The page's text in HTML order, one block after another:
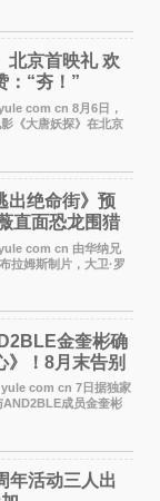
北京首映礼 欢
：“夯！”
com cn 8月6日，
《大唐妖探》在北京
、联合导演黄珉、总
莹，配音导演张喆，
出绝命街》预
直面恐龙围猎
com cn 由华纳兄
拉姆斯制片，大卫·罗
星安妮·海瑟薇和伊万
暑期惊悚冒险大片
金奎彬确
》！8月末告别
com cn 7日据独家
AND2BLE成员金奎彬
MC的位置。 金道
A-NA一起被选为
年活动三人出